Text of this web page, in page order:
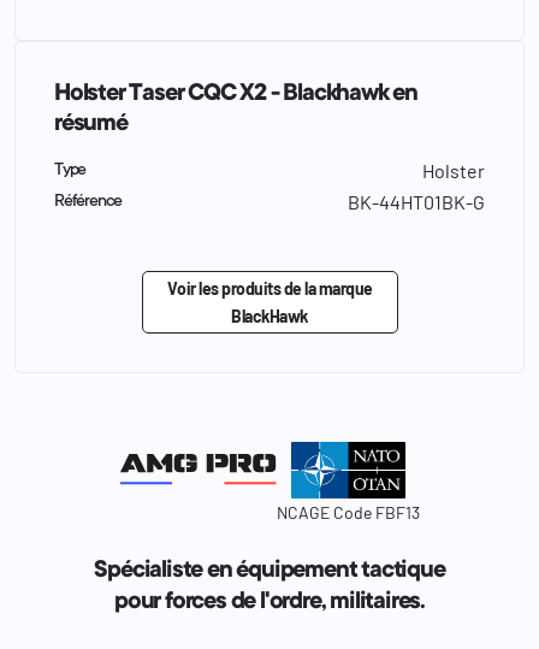
Holster Taser CQC X2 - Blackhawk en
résumé
Type Holster
Référence BK-44HT01BK-G
Voir les produits de la marque
BlackHawk
NCAGE Code FBF13
Spécialiste en équipement tactique
pour forces de l'ordre, militaires.